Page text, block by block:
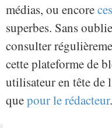
médias, ou encore
superbes. Sans
consulter
cette plateforme de
utilisateur en tête de
quepour le rédacteur.